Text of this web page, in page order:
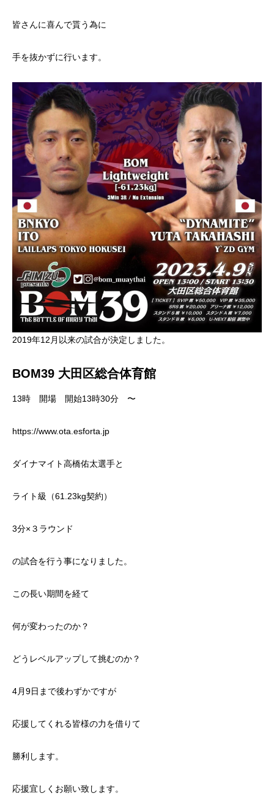
皆さんに喜んで貰う為に
手を抜かずに行います。
2019年12月以来の試合が決定しました。
BOM39 大田区総合体育館
13時 開場 開始13時30分 〜
https://www.ota.esforta.jp
ダイナマイト高橋佑太選手と
ライト級（61.23kg契約）
3分×３ラウンド
の試合を行う事になりました。
この長い期間を経て
何が変わったのか？
どうレベルアップして挑むのか？
4月9日まで後わずかですが
応援してくれる皆様の力を借りて
勝利します。
応援宜しくお願い致します。